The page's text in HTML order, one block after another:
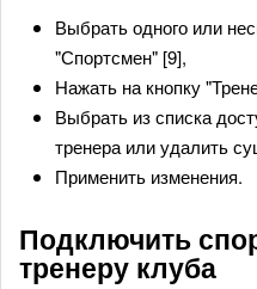
Выбрать одного или
"Спортсмен" [9],
Нажать на кнопку
Выбрать из списка
тренера или удалить
Применить изменения.
Подключить
тренеру клуба